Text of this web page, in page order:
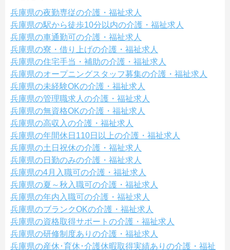
兵庫県の夜勤専従の介護・福祉求人
兵庫県の駅から徒歩10分以内の介護・福祉求人
兵庫県の車通勤可の介護・福祉求人
兵庫県の寮・借り上げの介護・福祉求人
兵庫県の住宅手当・補助の介護・福祉求人
兵庫県のオープニングスタッフ募集の介護・福祉求人
兵庫県の未経験OKの介護・福祉求人
兵庫県の管理職求人の介護・福祉求人
兵庫県の無資格OKの介護・福祉求人
兵庫県の高収入の介護・福祉求人
兵庫県の年間休日110日以上の介護・福祉求人
兵庫県の土日祝休の介護・福祉求人
兵庫県の日勤のみの介護・福祉求人
兵庫県の4月入職可の介護・福祉求人
兵庫県の夏～秋入職可の介護・福祉求人
兵庫県の年内入職可の介護・福祉求人
兵庫県のブランクOKの介護・福祉求人
兵庫県の資格取得サポートの介護・福祉求人
兵庫県の研修制度ありの介護・福祉求人
兵庫県の産休･育休･介護休暇取得実績ありの介護・福祉